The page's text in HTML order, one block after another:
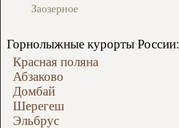
Заозерное
Горнолыжные курорты России:
Красная поляна
Абзаково
Домбай
Шерегеш
Эльбрус